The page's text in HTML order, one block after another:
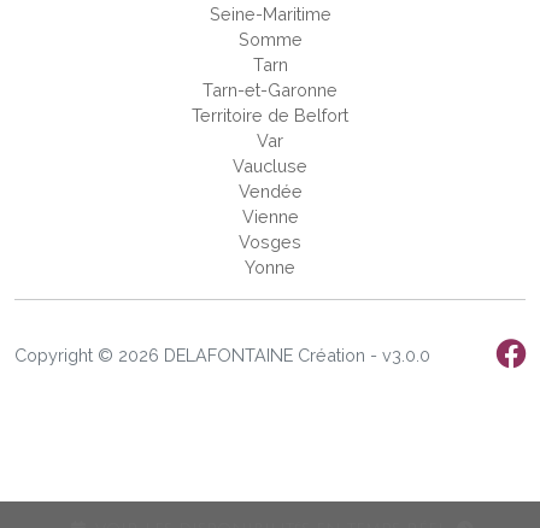
Seine-Maritime
Somme
Tarn
Tarn-et-Garonne
Territoire de Belfort
Var
Vaucluse
Vendée
Vienne
Vosges
Yonne
Copyright © 2026 DELAFONTAINE Création - v3.0.0